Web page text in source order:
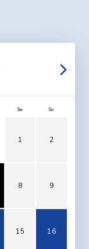
Sa So
1 2
8 9
15 16